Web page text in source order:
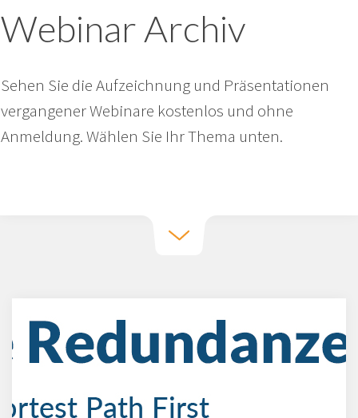
Webinar Archiv
Sehen Sie die Aufzeichnung und Präsentationen
vergangener Webinare kostenlos und ohne
Anmeldung. Wählen Sie Ihr Thema unten.